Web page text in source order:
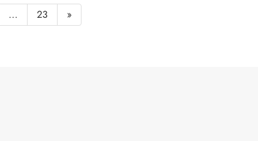
... 23 »